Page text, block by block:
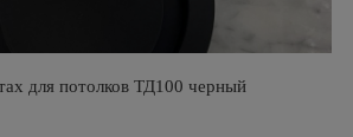
для потолков ТД100 черный